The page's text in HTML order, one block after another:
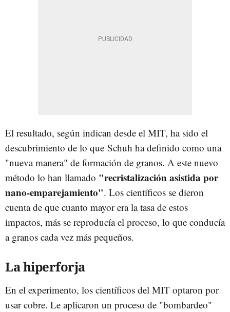
El resultado, según indican desde el MIT, ha sido el
descubrimiento de lo que Schuh ha definido como una
"nueva manera" de formación de granos. A este nuevo
método lo han llamado "recristalización asistida por
nano-emparejamiento". Los científicos se dieron
cuenta de que cuanto mayor era la tasa de estos
impactos, más se reproducía el proceso, lo que conducía
a granos cada vez más pequeños.
La hiperforja
En el experimento, los científicos del MIT optaron por
usar cobre. Le aplicaron un proceso de "bombardeo"